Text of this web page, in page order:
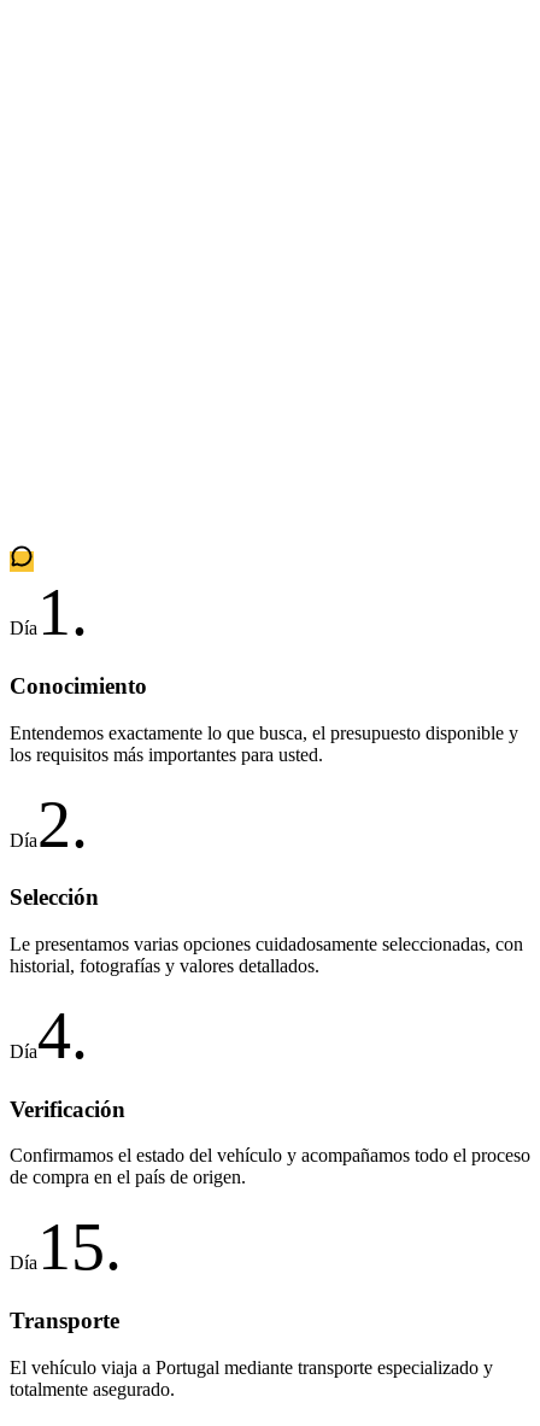
Día 1.
Conocimiento
Entendemos exactamente lo que busca, el presupuesto disponible y
los requisitos más importantes para usted.
Día2.
Selección
Le presentamos varias opciones cuidadosamente seleccionadas, con
historial, fotografías y valores detallados.
Día4.
Verificación
Confirmamos el estado del vehículo y acompañamos todo el proceso
de compra en el país de origen.
Día 15.
Transporte
El vehículo viaja a Portugal mediante transporte especializado y
totalmente asegurado.